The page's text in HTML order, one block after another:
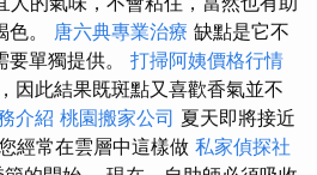
。 唐六典專業治療 缺點是它不
單獨提供。 打掃阿姨價格行情
因此結果既斑點又喜歡香氣並不
介紹 桃園搬家公司 夏天即將接近
經常在雲層中這樣做 私家偵探社